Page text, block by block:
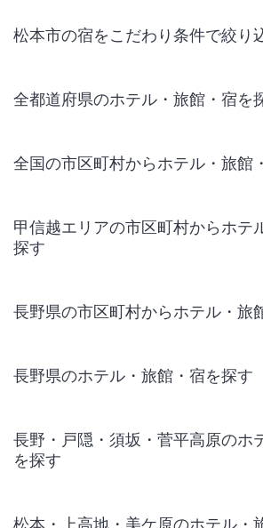
松本市の宿をこだわり条件で絞り
全都道府県のホテル・旅館・宿を
全国の市区町村からホテル・旅館
甲信越エリアの市区町村からホテ
探す
長野県の市区町村からホテル・旅
長野県のホテル・旅館・宿を探す
長野・戸隠・須坂・菅平高原のホ
を探す
松本・上高地・美ケ原のホテル・